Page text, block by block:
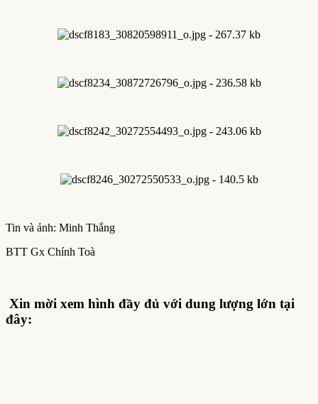
Tin và ảnh: Minh Thắng
BTT Gx Chính Toà
Xin mời xem hình đầy đủ với dung lượng lớn tại
đây: